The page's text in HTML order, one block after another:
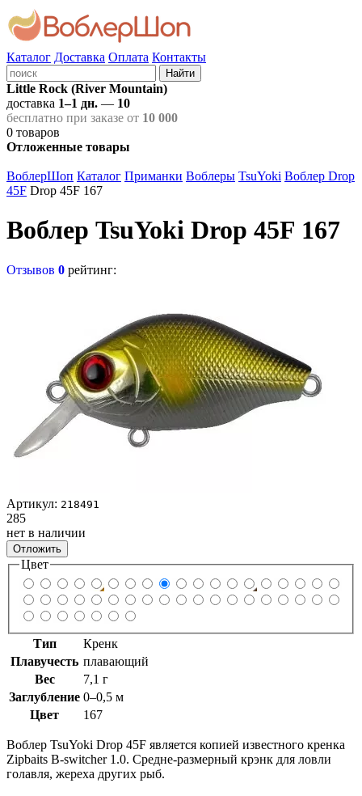
Каталог Доставка Оплата Контакты
Найти
Little Rock (River Mountain)
доставка 1–1 дн. — 10
бесплатно при заказе от 10 000
0 товаров
Отложенные товары
ВоблерШоп Каталог Приманки Воблеры TsuYoki Воблер Drop
45F Drop 45F 167
Воблер TsuYoki Drop 45F 167
Отзывов 0 рейтинг:
Артикул: 218491
285
нет в наличии
Отложить
Цвет
Тип
Кренк
Плавучесть плавающий
Вес
7,1 г
Заглубление 0–0,5 м
Цвет
167
Воблер TsuYoki Drop 45F является копией известного кренка
Zipbaits B-switcher 1.0. Средне-размерный крэнк для ловли
голавля, жереха других рыб.